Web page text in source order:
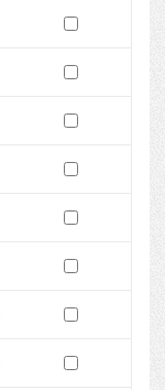
Pokaż podgląd wersji z dnia
Zaznacz wersję do
Pokaż podgląd wersji z dnia
Zaznacz wersję do
Pokaż podgląd wersji z dnia
Zaznacz wersję do
Pokaż podgląd wersji z dnia
Zaznacz wersję do
Pokaż podgląd wersji z dnia
Zaznacz wersję do
Pokaż podgląd wersji z dnia
Zaznacz wersję do
Pokaż podgląd wersji z dnia
Zaznacz wersję do
Pokaż podgląd wersji z dnia
Zaznacz wersję do